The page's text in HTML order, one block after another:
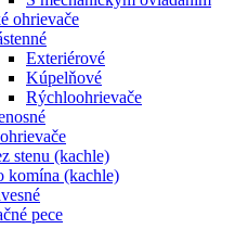
ohrievače
Exteriérové
Kúpelňové
Rýchloohrievače
stenu (kachle)
komína (kachle)
pece